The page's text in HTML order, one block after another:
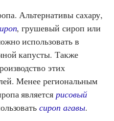
Альтернативы сахару,
, грушевый сироп или
использовать в
капусты. Также
этих
Менее региональным
является рисовый
сироп агавы.